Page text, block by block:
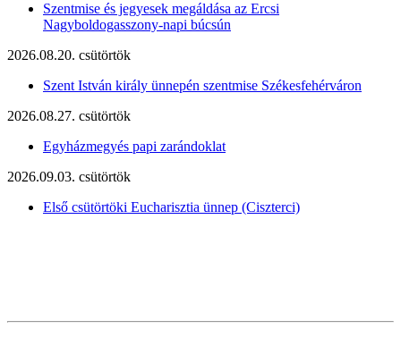
Szentmise és jegyesek megáldása az Ercsi
Nagyboldogasszony-napi búcsún
2026.08.20. csütörtök
Szent István király ünnepén szentmise Székesfehérváron
2026.08.27. csütörtök
Egyházmegyés papi zarándoklat
2026.09.03. csütörtök
Első csütörtöki Eucharisztia ünnep (Ciszterci)